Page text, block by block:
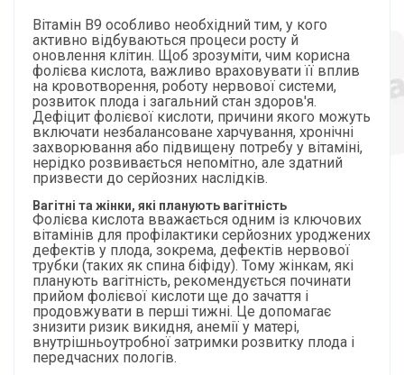
Вітамін B9 особливо необхідний тим, у кого
активно відбуваються процеси росту й
оновлення клітин. Щоб зрозуміти, чим корисна
фолієва кислота, важливо враховувати її вплив
на кровотворення, роботу нервової системи,
розвиток плода і загальний стан здоров'я.
Дефіцит фолієвої кислоти, причини якого можуть
включати незбалансоване харчування, хронічні
захворювання або підвищену потребу у вітаміні,
нерідко розвивається непомітно, але здатний
призвести до серйозних наслідків.
Вагітні та жінки, які планують вагітність
Фолієва кислота вважається одним із ключових
вітамінів для профілактики серйозних уроджених
дефектів у плода, зокрема, дефектів нервової
трубки (таких як спина біфіду). Тому жінкам, які
планують вагітність, рекомендується починати
прийом фолієвої кислоти ще до зачаття і
продовжувати в перші тижні. Це допомагає
знизити ризик викидня, анемії у матері,
внутрішньоутробної затримки розвитку плода і
передчасних пологів.